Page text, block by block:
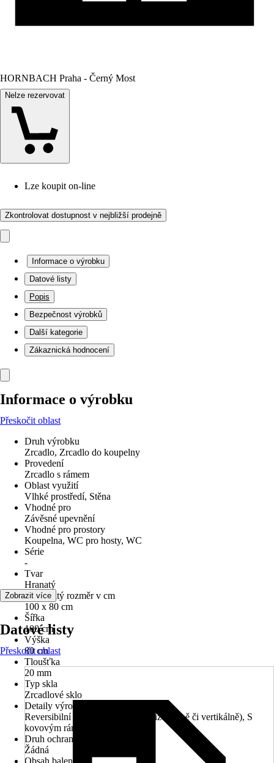
HORNBACH Praha - Černý Most
Nelze rezervovat
Lze koupit on-line
Zkontrolovat dostupnost v nejbližší prodejně
Informace o výrobku
Datové listy
Popis
Bezpečnost výrobků
Další kategorie
Zákaznická hodnocení
Informace o výrobku
Přeskočit oblast
Druh výrobku
Zrcadlo, Zrcadlo do koupelny
Provedení
Zrcadlo s rámem
Oblast využití
Vlhké prostředí, Stěna
Vhodné pro
Závěsné upevnění
Vhodné pro prostory
Koupelna, WC pro hosty, WC
Série
-
Tvar
Hranatý
Jmenovitý rozměr v cm
100 x 80 cm
Šířka
100 cm
Výška
80 cm
Tloušťka
20 mm
Typ skla
Zrcadlové sklo
Detaily výrobku
Reversibilní (je možné umístit horizontálně či vertikálně), S
kovovým rámem
Druh ochrany
Žádná
Obsah balení
Zobrazit více
Datové listy
Přeskočit oblast